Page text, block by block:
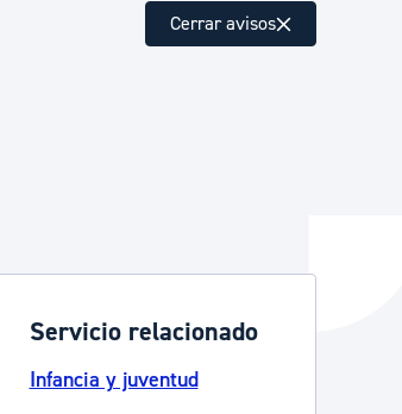
Cerrar avisos
Servicio relacionado
Infancia y juventud